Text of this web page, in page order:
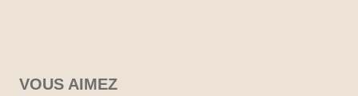
VOUS AIMEZ